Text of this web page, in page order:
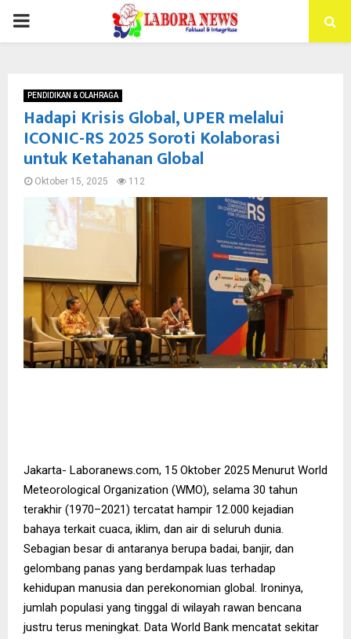
PRIMARY
PENDIDIKAN & OLAHRAGA
Hadapi Krisis Global, UPER melalui
ICONIC-RS 2025 Soroti Kolaborasi
untuk Ketahanan Global
Oktober 15, 2025 112
Jakarta- Laboranews.com, 15 Oktober 2025 Menurut World
Meteorological Organization (WMO), selama 30 tahun
terakhir (1970–2021) tercatat hampir 12.000 kejadian
bahaya terkait cuaca, iklim, dan air di seluruh dunia.
Sebagian besar di antaranya berupa badai, banjir, dan
gelombang panas yang berdampak luas terhadap
kehidupan manusia dan perekonomian global. Ironinya,
jumlah populasi yang tinggal di wilayah rawan bencana
justru terus meningkat. Data World Bank mencatat sekitar